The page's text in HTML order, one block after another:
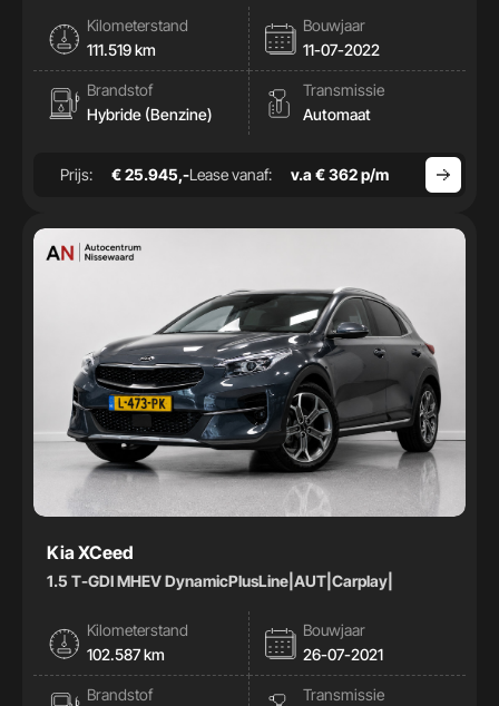
Kilometerstand
111.519 km
Bouwjaar
11-07-2022
Brandstof
Hybride (Benzine)
Transmissie
Automaat
Prijs: € 25.945,-Lease vanaf: v.a € 362 p/m
Kia XCeed
1.5 T-GDI MHEV DynamicPlusLine|AUT|Carplay|
Kilometerstand
102.587 km
Bouwjaar
26-07-2021
Brandstof
Transmissie